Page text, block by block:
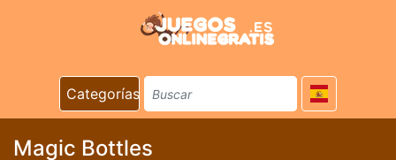
Categorías
Magic Bottles